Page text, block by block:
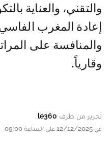
والتقني، والعناية
إعادة المغرب
والمنافسة على
وقارياً.
تحرير من طرف le360
في 12/12/2025 على الساعة 09:00